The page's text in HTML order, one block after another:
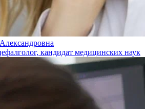
кандидат медицинских наук